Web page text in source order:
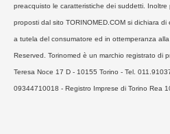
preacquisto le caratteristiche dei suddetti.
proposti dal sito TORINOMED.COM si dichiara
a tutela del consumatore ed in ottemperanza
Reserved. Torinomed è un marchio registrato di
Teresa Noce 17 D - 10155 Torino - Tel.
09344710018 - Registro Imprese di Torino Rea